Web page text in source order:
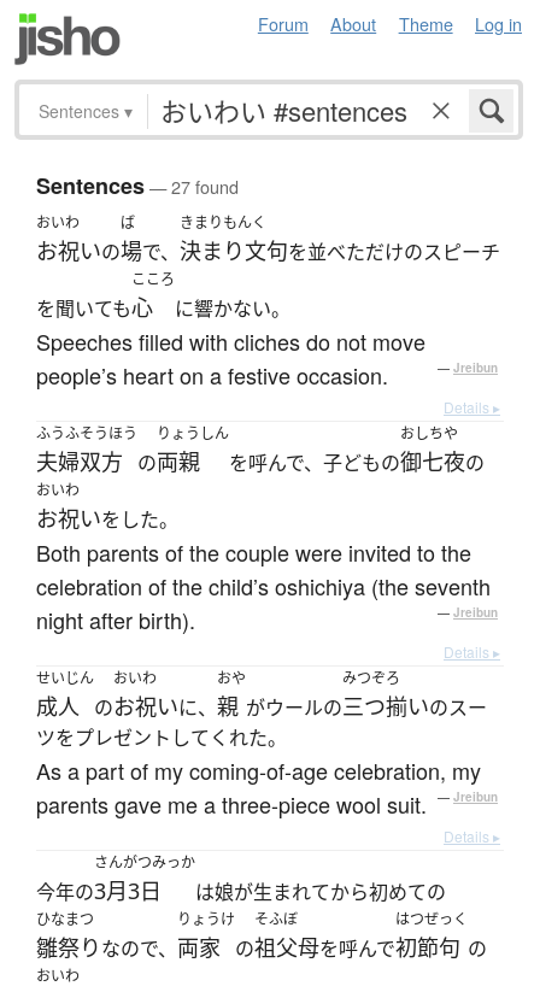
Forum About Theme Log in
Sentences ▾
Sentences— 27 found
おいわ
お祝いの
ば
場で、
きまりもんく
決まり文句を並べただけのスピーチ
を聞いても
こころ
心 に響かない。
Speeches filled with cliches do not move
people’s heart on a festive occasion.
— Jreibun
Details ▸
ふうふ
夫婦
そうほう
双方 の
りょうしん
両親 を呼んで、子どもの
おしちや
御七夜の
おいわ
お祝いをした。
Both parents of the couple were invited to the
celebration of the child’s oshichiya (the seventh
night after birth).
— Jreibun
Details ▸
せいじん
成人 の
おいわ
お祝いに、
おや
親 がウールの
みつぞろ
三つ揃いのスー
ツをプレゼントしてくれた。
As a part of my coming-of-age celebration, my
parents gave me a three-piece wool suit.
— Jreibun
Details ▸
今年の
さんがつみっか
3月3日 は娘が生まれてから初めての
ひなまつ
雛祭りなので、
りょうけ
両家 の
そふぼ
祖父母を呼んで
はつぜっく
初節句 の
おいわ